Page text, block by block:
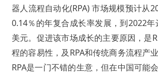
器人流程自动化(RPA) 市场规模预计从
0.14％的年复合成长率发展，到2022
美元。促进该市场成长的主要原因，是
程的容易性，及RPA和传统商务流程产业
RPA是一门不错的生意，但在中国可能